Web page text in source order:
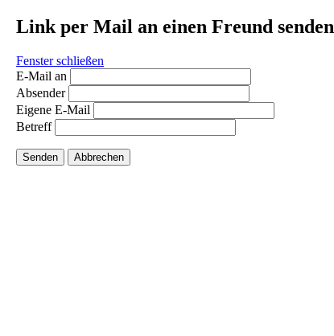
Link per Mail an einen Freund senden
Fenster schließen
E-Mail an
Absender
Eigene E-Mail
Betreff
Senden Abbrechen